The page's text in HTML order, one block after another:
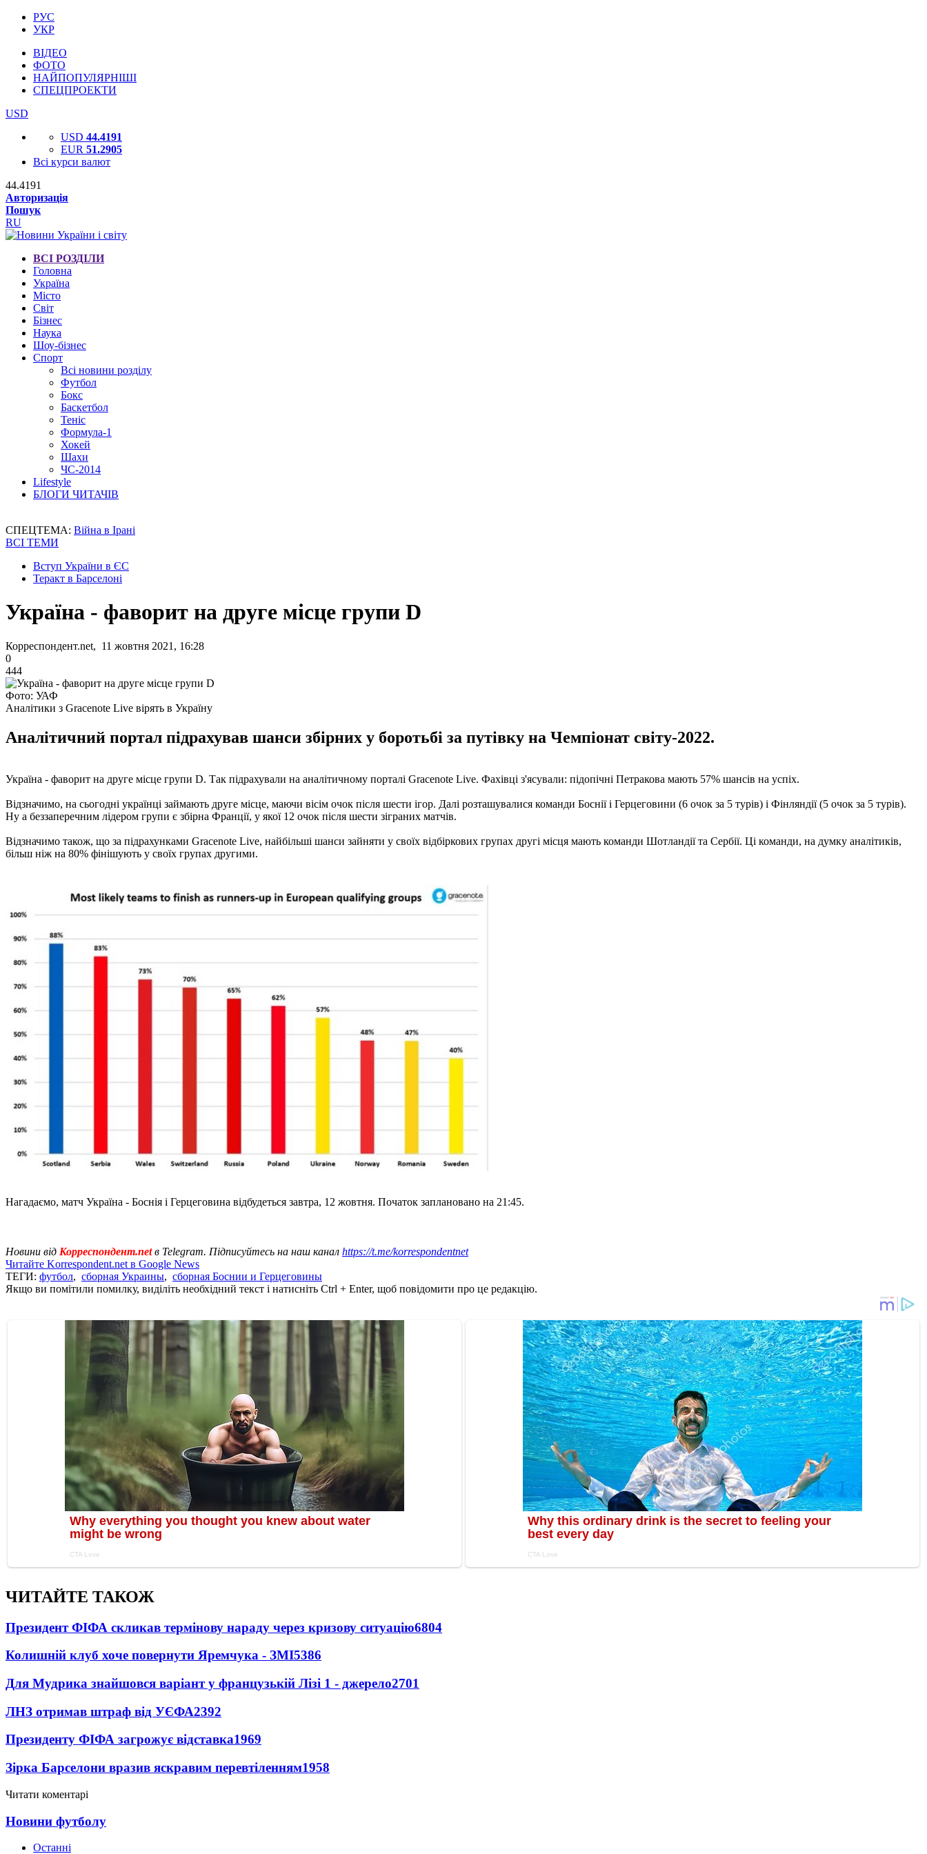
РУС
УКР
ВІДЕО
ФОТО
НАЙПОПУЛЯРНІШІ
СПЕЦПРОЕКТИ
USD
USD 44.4191
EUR 51.2905
Всі курси валют
44.4191
Авторизація
Пошук
RU
ВСІ РОЗДІЛИ
Головна
Україна
Місто
Світ
Бізнес
Наука
Шоу-бізнес
Спорт
Всі новини розділу
Футбол
Бокс
Баскетбол
Теніс
Формула-1
Хокей
Шахи
ЧС-2014
Lifestyle
БЛОГИ ЧИТАЧІВ
СПЕЦТЕМА: Війна в Ірані
ВСІ ТЕМИ
Вступ України в ЄС
Теракт в Барселоні
Україна - фаворит на друге місце групи D
Корреспондент.net, 11 жовтня 2021, 16:28
0
444
Фото: УАФ
Аналітики з Gracenote Live вірять в Україну
Аналітичний портал підрахував шанси збірних у боротьбі за путівку на Чемпіонат світу-2022.
Україна - фаворит на друге місце групи D. Так підрахували на аналітичному порталі Gracenote Live. Фахівці з'ясували: підопічні Петракова мають 57% шансів на успіх.
Відзначимо, на сьогодні українці займають друге місце, маючи вісім очок після шести ігор. Далі розташувалися команди Боснії і Герцеговини (6 очок за 5 турів) і Фінляндії (5 очок за 5 турів).
Ну а беззаперечним лідером групи є збірна Франції, у якої 12 очок після шести зіграних матчів.
Відзначимо також, що за підрахунками Gracenote Live, найбільші шанси зайняти у своїх відбіркових групах другі місця мають команди Шотландії та Сербії. Ці команди, на думку аналітиків,
більш ніж на 80% фінішують у своїх групах другими.
Нагадаємо, матч Україна - Боснія і Герцеговина відбудеться завтра, 12 жовтня. Початок заплановано на 21:45.
Новини від Корреспондент.netв Telegram. Підписуйтесь на наш канал https://t.me/korrespondentnet
Читайте Korrespondent.net в Google News
ТЕГИ: футбол, сборная Украины, сборная Боснии и Герцеговины
Якщо ви помітили помилку, виділіть необхідний текст і натисніть Ctrl + Enter, щоб повідомити про це редакцію.
ЧИТАЙТЕ ТАКОЖ
Президент ФІФА скликав термінову нараду через кризову ситуацію6804
Колишній клуб хоче повернути Яремчука - ЗМІ5386
Для Мудрика знайшовся варіант у французькій Лізі 1 - джерело2701
ЛНЗ отримав штраф від УЄФА2392
Президенту ФІФА загрожує відставка1969
Зірка Барселони вразив яскравим перевтіленням1958
Читати коментарі
Новини футболу
Останні